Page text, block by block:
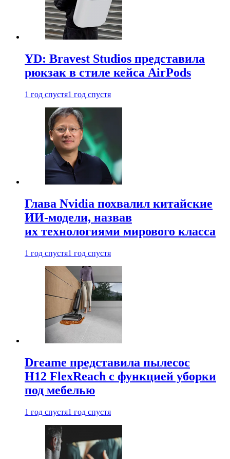
YD: Bravest Studios представила
рюкзак в стиле кейса AirPods
1 год спустя1 год спустя
Глава Nvidia похвалил китайские
ИИ-модели, назвав
их технологиями мирового класса
1 год спустя1 год спустя
Dreame представила пылесос
H12 FlexReach с функцией уборки
под мебелью
1 год спустя1 год спустя